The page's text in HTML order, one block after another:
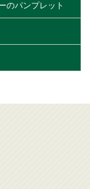
のパンプレット